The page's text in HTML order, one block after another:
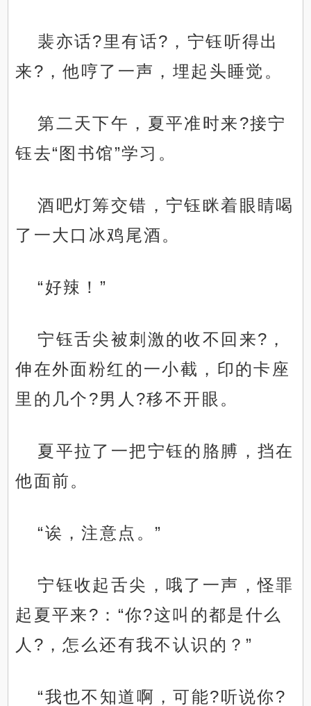
裴亦话?里有话?，宁钰听得出
来?，他哼了一声，埋起头睡觉。
第二天下午，夏平准时来?接宁
钰去“图书馆”学习。
酒吧灯筹交错，宁钰眯着眼睛喝
了一大口冰鸡尾酒。
“好辣！”
宁钰舌尖被刺激的收不回来?，
伸在外面粉红的一小截，印的卡座
里的几个?男人?移不开眼。
夏平拉了一把宁钰的胳膊，挡在
他面前。
“诶，注意点。”
宁钰收起舌尖，哦了一声，怪罪
起夏平来?：“你?这叫的都是什么
人?，怎么还有我不认识的？”
“我也不知道啊，可能?听说你?